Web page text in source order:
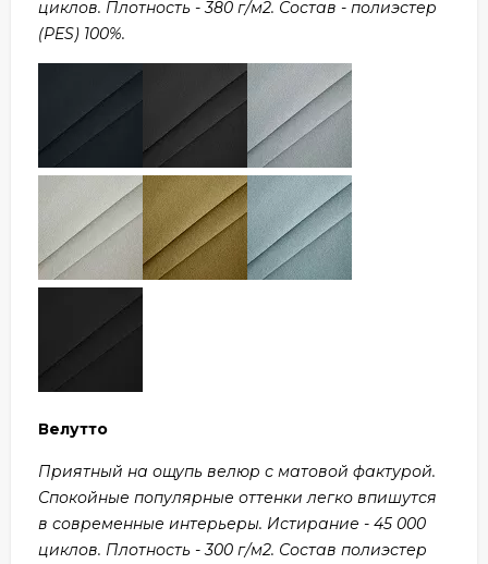
циклов. Плотность - 380 г/м2. Состав - полиэстер
(PES) 100%.
Велутто
Приятный на ощупь велюр с матовой фактурой.
Спокойные популярные оттенки легко впишутся
в современные интерьеры. Истирание - 45 000
циклов. Плотность - 300 г/м2. Состав полиэстер